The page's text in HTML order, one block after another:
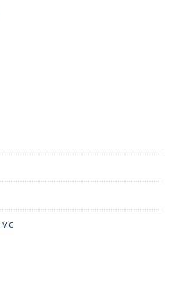
vc